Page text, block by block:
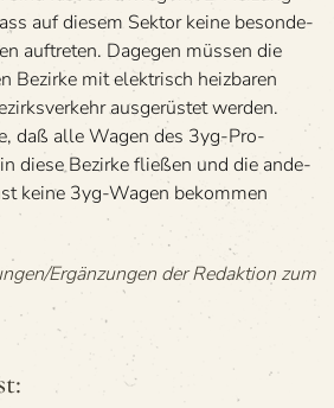
auf die­sem Sek­tor keine beson­de­
auf­tre­ten. Dage­gen müs­sen die
Bezirke mit elek­trisch heiz­ba­ren
aus­ge­rüs­tet wer­den.
daß alle Wagen des 3yg-Pro­
diese Bezirke flie­ßen und die ande­
keine 3yg-Wagen bekom­men
Ergänzungen der Redak­tion zum